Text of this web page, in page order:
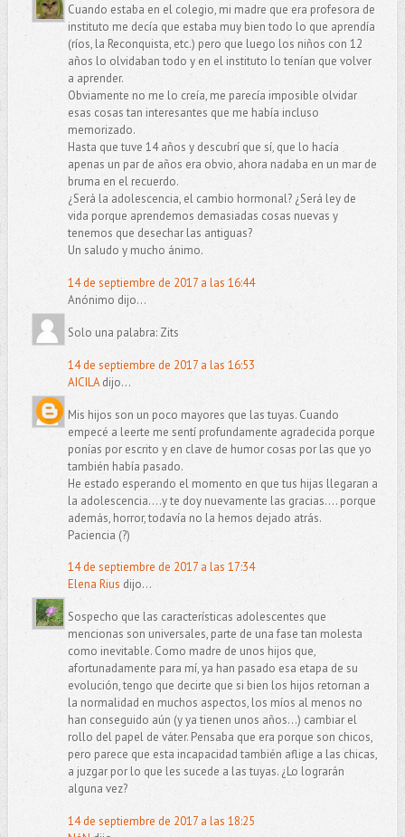
Cuando estaba en el colegio, mi madre que era profesora de
instituto me decía que estaba muy bien todo lo que aprendía
(ríos, la Reconquista, etc.) pero que luego los niños con 12
años lo olvidaban todo y en el instituto lo tenían que volver
a aprender.
Obviamente no me lo creía, me parecía imposible olvidar
esas cosas tan interesantes que me había incluso
memorizado.
Hasta que tuve 14 años y descubrí que sí, que lo hacía
apenas un par de años era obvio, ahora nadaba en un mar de
bruma en el recuerdo.
¿Será la adolescencia, el cambio hormonal? ¿Será ley de
vida porque aprendemos demasiadas cosas nuevas y
tenemos que desechar las antiguas?
Un saludo y mucho ánimo.
14 de septiembre de 2017 a las 16:44
Anónimo dijo...
Solo una palabra: Zits
14 de septiembre de 2017 a las 16:53
AICILAdijo...
Mis hijos son un poco mayores que las tuyas. Cuando
empecé a leerte me sentí profundamente agradecida porque
ponías por escrito y en clave de humor cosas por las que yo
también había pasado.
He estado esperando el momento en que tus hijas llegaran a
la adolescencia....y te doy nuevamente las gracias.... porque
además, horror, todavía no la hemos dejado atrás.
Paciencia (?)
14 de septiembre de 2017 a las 17:34
Elena Rius dijo...
Sospecho que las características adolescentes que
mencionas son universales, parte de una fase tan molesta
como inevitable. Como madre de unos hijos que,
afortunadamente para mí, ya han pasado esa etapa de su
evolución, tengo que decirte que si bien los hijos retornan a
la normalidad en muchos aspectos, los míos al menos no
han conseguido aún (y ya tienen unos años...) cambiar el
rollo del papel de váter. Pensaba que era porque son chicos,
pero parece que esta incapacidad también aflige a las chicas,
a juzgar por lo que les sucede a las tuyas. ¿Lo lograrán
alguna vez?
14 de septiembre de 2017 a las 18:25